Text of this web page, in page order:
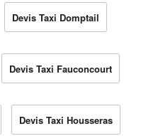
Devis Taxi Domptail
Devis Taxi Fauconcourt
Devis Taxi Housseras